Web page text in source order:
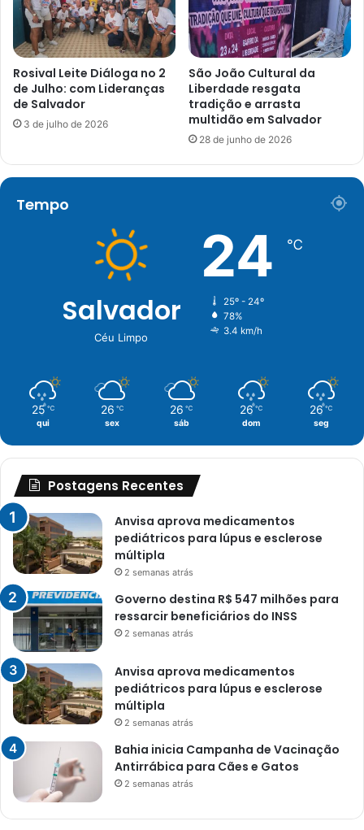
Rosival Leite Diáloga no 2
de Julho: com Lideranças
de Salvador
3 de julho de 2026
São João Cultural da
Liberdade resgata
tradição e arrasta
multidão em Salvador
28 de junho de 2026
Tempo
Salvador
Céu Limpo
24 ℃
25º - 24º
78%
3.4 km/h
25 ℃
qui
26 ℃
sex
26 ℃
sáb
26 ℃
dom
26 ℃
seg
Postagens Recentes
Anvisa aprova medicamentos
pediátricos para lúpus e esclerose
múltipla
2 semanas atrás
Governo destina R$ 547 milhões para
ressarcir beneficiários do INSS
2 semanas atrás
Anvisa aprova medicamentos
pediátricos para lúpus e esclerose
múltipla
2 semanas atrás
Bahia inicia Campanha de Vacinação
Antirrábica para Cães e Gatos
2 semanas atrás